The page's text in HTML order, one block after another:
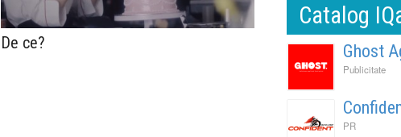
De ce?
Catalog
Ghost
Publicitate
PR